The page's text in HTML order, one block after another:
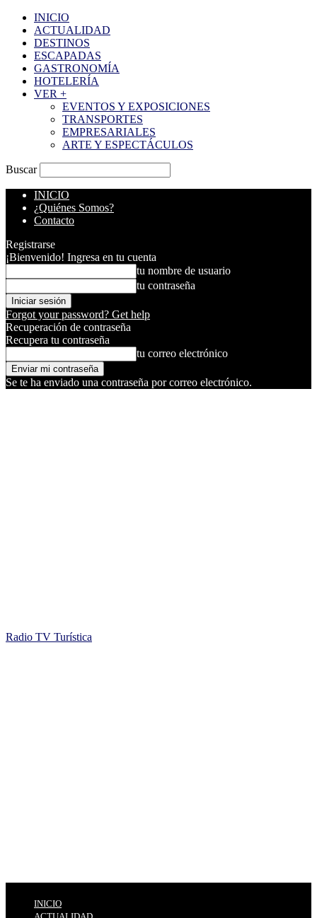
INICIO
ACTUALIDAD
DESTINOS
ESCAPADAS
GASTRONOMÍA
HOTELERÍA
VER +
EVENTOS Y EXPOSICIONES
TRANSPORTES
EMPRESARIALES
ARTE Y ESPECTÁCULOS
Buscar
INICIO
¿Quiénes Somos?
Contacto
Registrarse
¡Bienvenido! Ingresa en tu cuenta
tu nombre de usuario
tu contraseña
Forgot your password? Get help
Recuperación de contraseña
Recupera tu contraseña
tu correo electrónico
Se te ha enviado una contraseña por correo electrónico.
Radio TV Turística
INICIO